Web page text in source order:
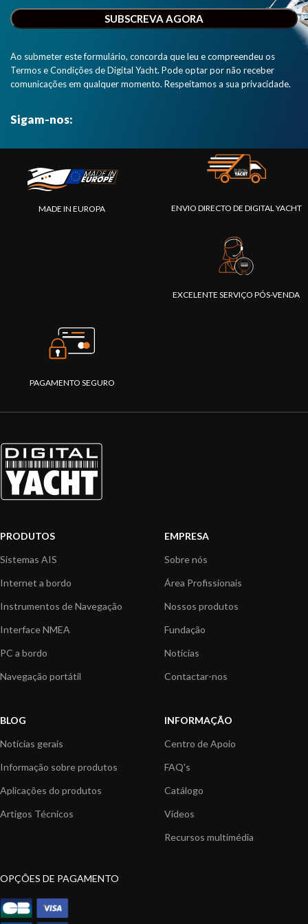
NMEA 2000".
Ao submeter este formulário, concorda que leu e compreendeu os
Termos e Condições de Digital Yacht. Pode optar por não receber
comunicações em qualquer momento. Respeitamos a sua privacidade.
Sigam-nos:
MADE IN EUROPA ENVIO DIRECTO DE DIGITAL YACHT
EXCELENTE SERVIÇO PÓS-VENDA
PAGAMENTO SEGURO
PRODUTOS
Sistemas AIS
Internet a bordo
Instrumentos de Navegação
Interface NMEA
PC a bordo
Navegação portátil
EMPRESA
Sobre nós
Área Profissionais
Nossos produtos
Fundação
Notícias
Contactar-nos
BLOG
Notícias gerais
Informação sobre produtos
Aplicações do produtos
Artigos Técnicos
INFORMAÇÃO
Centro de Apoio
FAQ's
Catálogo
Vídeos
Recursos multimédia
OPÇÕES DE PAGAMENTO